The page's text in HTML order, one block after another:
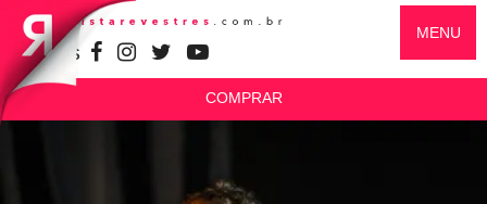
SIGA-NOS
MENU
COMPRAR